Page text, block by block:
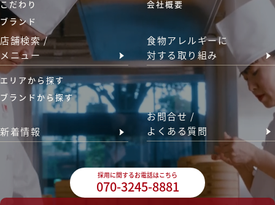
こだわり
ブランド
店舗検索 /
メニュー
エリアから探す
ブランドから探す
新着情報
会社概要
食物アレルギーに
対する取り組み
お問合せ /
よくある質問
採用に関するお電話はこちら
070-3245-8881